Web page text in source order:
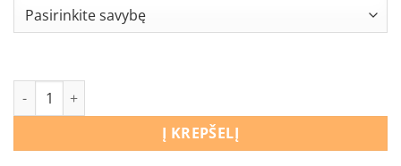
produkto kiekis: Džemperis Traukinukai
Į KREPŠELĮ